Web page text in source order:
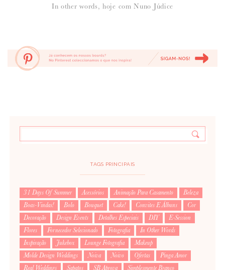
In other words, hoje com Nuno Júdice
TAGS PRINCIPAIS
31 Days Of Summer Acessórios Animação Para Casamento
Beleza
Boas-Vindas!
Bolo Bouquet Cake! Convites E Álbuns
Cor
Decoração
Design Events Detalhes Especiais DIY
E-Session
Flores
Fornecedor Selecionado Fotografia
In Other Words
Inspiração
Jukebox Lounge Fotografia
Makeup
Molde Design Weddings
Noiva Noivo Ofertas
Pinga Amor
Real Weddings
Sapatos SB Aprova Simplesmente Branco